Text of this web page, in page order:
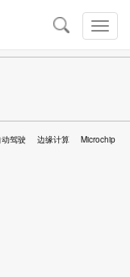
切
换
导
导
航
动驾驶 边缘计算 Microchip